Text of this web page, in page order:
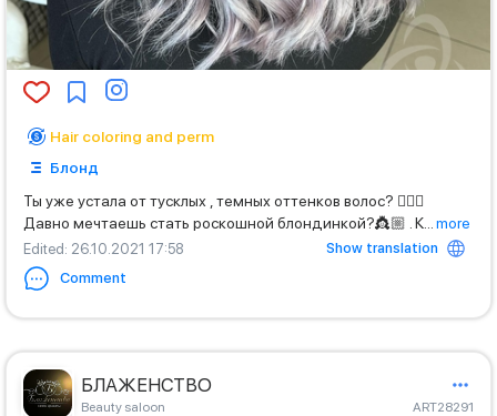
Hair coloring and perm
Блонд
Ты уже устала от тусклых , темных оттенков волос? 🙇🏼‍♀️
Давно мечтаешь стать роскошной блондинкой?👸🏼 . К
more
Edited: 26.10.2021 17:58
Show translation
Comment
БЛАЖЕНСТВО
Beauty saloon ART28291